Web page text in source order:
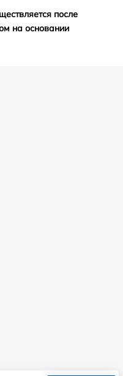
после
на основании